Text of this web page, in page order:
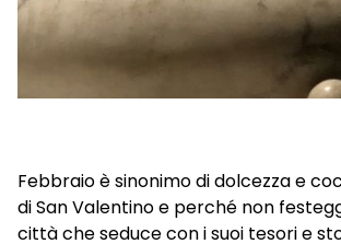
Febbraio è sinonimo di dolcezza e
di San Valentino e perché non
città che seduce con i suoi tesori e